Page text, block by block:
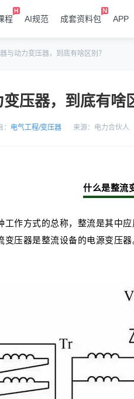
程 AI规范 成套资料包 APP
与动力变压器，到底有啥区别？
压器，到底有啥
电气工程/变压器 来源： 电力合伙人
什么是整流
工作方式的总称，整流是其中
变压器是整流设备的电源变压